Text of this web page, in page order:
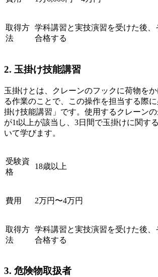
取得方
法
学科講習と実技演習を受けた後、
合格する
2. 玉掛け技能講習
玉掛けとは、クレーンのフックに荷物を
る作業のことで、この操作を担当する際
掛け技能講習」です。使用するクレーン
が1t以上が該当し、3日間で玉掛けに関す
いて学びます。
受験資
格
18歳以上
費用 2万円〜4万円
取得方
法
学科講習と実技演習を受けた後、
合格する
3. 危険物取扱者